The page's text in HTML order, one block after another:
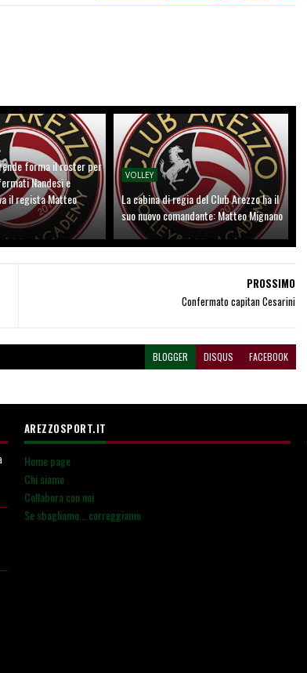
forma il roster per
Nandesi e
il regista Matteo
VOLLEY
La cabina di regia del Club Arezzo ha il
suo nuovo comandante: Matteo Mignano
PROSSIMO
Confermato capitan Cesarini
BLOGGER DISQUS FACEBOOK
AREZZOSPORT.IT
Home page
Chi siamo
Collabora con noi
Se sbagliamo... correggiamo